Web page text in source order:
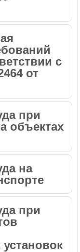
с
от
при
объектах
на